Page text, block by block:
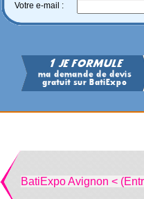
Votre e-mail :
BatiExpo Avignon <